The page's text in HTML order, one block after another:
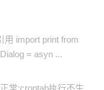
用 import print from
= asyn ...